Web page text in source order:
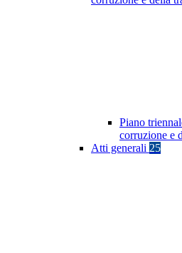
Piano
corruzione e
Atti generali 25